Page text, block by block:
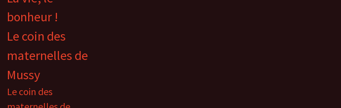
bonheur !
Le coin des
maternelles de
Mussy
Le coin des